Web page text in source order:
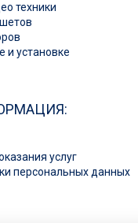
техники
и установке
услуг
персональных данных